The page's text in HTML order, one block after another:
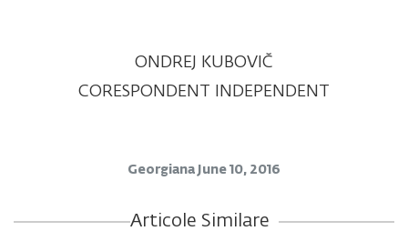
ONDREJ KUBOVIČ
CORESPONDENT INDEPENDENT
Georgiana June 10, 2016
Articole Similare